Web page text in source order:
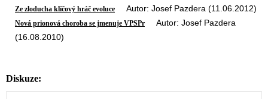
Ze zloducha klíčový hráč evoluce Autor: Josef Pazdera (11.06.2012)
Nová prionová choroba se jmenuje VPSPr Autor: Josef Pazdera
(16.08.2010)
Diskuze: